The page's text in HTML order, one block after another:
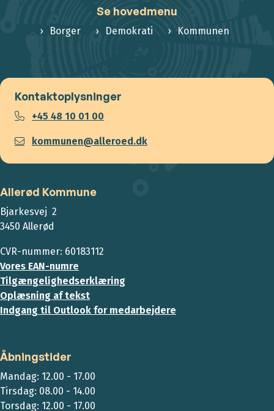
Se hovedmenu
Borger Demokrati Kommunen
Kontaktoplysninger
+45 48 10 01 00
kommunen@alleroed.dk
Allerød Kommune
Bjarkesvej 2
3450 Allerød
CVR-nummer: 60183112
Vores EAN-numre
Tilgængelighedserklæring
Oplæsning af tekst
Indgang til Outlook for medarbejdere
Åbningstider
Mandag: 12.00 - 17.00
Tirsdag: 08.00 - 14.00
Torsdag: 12.00 - 17.00